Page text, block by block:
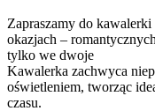
Zapraszamy do
okazjach –
tylko we dwoje
Kawalerka zachwyca
oświetleniem, tworząc
czasu.